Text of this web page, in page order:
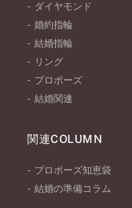
ダイヤモンド
婚約指輪
結婚指輪
リング
プロポーズ
結婚関連
関連COLUMN
プロポーズ知恵袋
結婚の準備コラム